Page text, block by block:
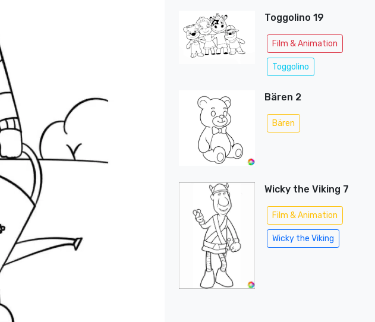
Toggolino 19
Film & Animation
Toggolino
Bären 2
Bären
Wicky the Viking 7
Film & Animation
Wicky the Viking